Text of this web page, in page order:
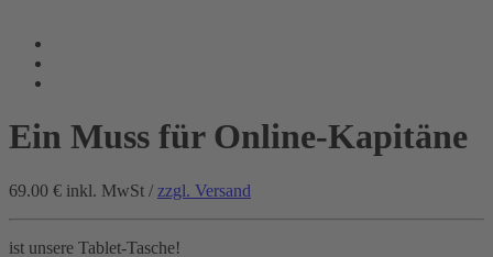
Ein Muss für Online-Kapitäne
69.00 € inkl. MwSt / zzgl. Versand
ist unsere Tablet-Tasche!